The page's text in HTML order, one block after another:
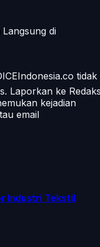
Langsung di
tidak
Laporkan ke
kejadian
email
Industri Tekstil